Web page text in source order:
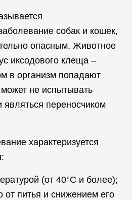
собак и кошек,
опасным. Животное
иксодового клеща –
в организм попадают
не испытывать
являться переносчиком
характеризуется
(от 40°C и более);
от питья и снижением его